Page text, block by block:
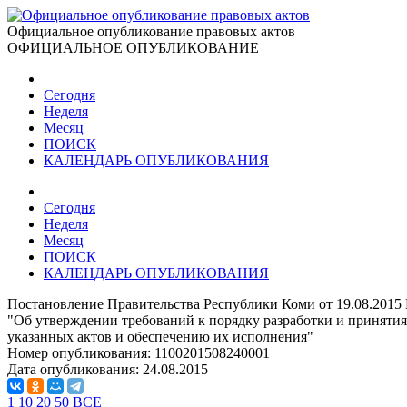
Официальное опубликование правовых актов
ОФИЦИАЛЬНОЕ ОПУБЛИКОВАНИЕ
Сегодня
Неделя
Месяц
ПОИСК
КАЛЕНДАРЬ ОПУБЛИКОВАНИЯ
Сегодня
Неделя
Месяц
ПОИСК
КАЛЕНДАРЬ ОПУБЛИКОВАНИЯ
Постановление Правительства Республики Коми от
"Об утверждении требований к порядку разработки и
указанных актов и обеспечению их исполнения"
Номер опубликования: 1100201508240001
Дата опубликования: 24.08.2015
1 10 20 50 ВСЕ